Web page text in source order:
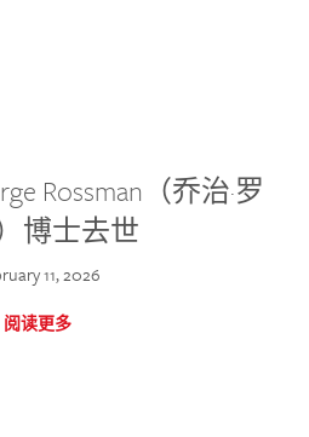
Rossman（乔治·罗
博士去世
11, 2026
阅读更多